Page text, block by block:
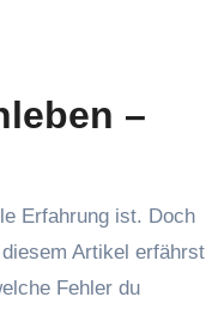
–
Artikel erfährst
Fehler du